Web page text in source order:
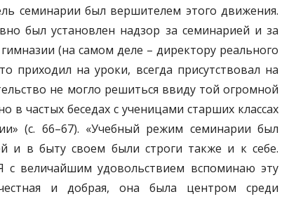
семинарии был вершителем этого движения.
был установлен надзор за семинарией и за
(на самом деле – директору реального
приходил на уроки, всегда присутствовал на
не могло решиться ввиду той огромной
в частых беседах с ученицами старших классах
(с. 66–67). «Учебный режим семинарии был
и в быту своем были строги также и к себе.
величайшим удовольствием вспоминаю эту
и добрая, она была центром среди